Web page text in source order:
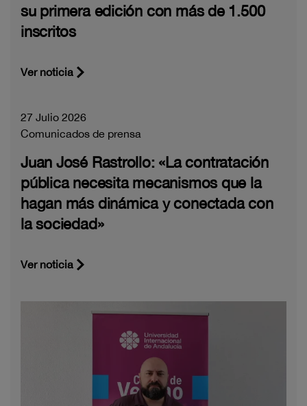
su primera edición con más de 1.500
inscritos
Ver noticia
27 Julio 2026
Comunicados de prensa
Juan José Rastrollo: «La contratación
pública necesita mecanismos que la
hagan más dinámica y conectada con
la sociedad»
Ver noticia